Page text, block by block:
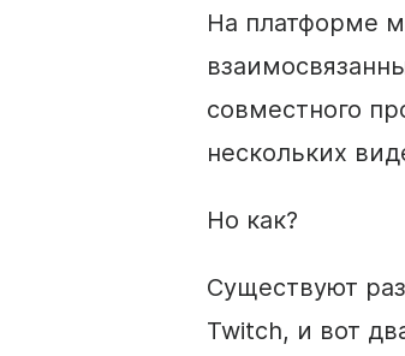
На платформе
совместного
нескольких
Но как?
Существуют
Twitch, и вот